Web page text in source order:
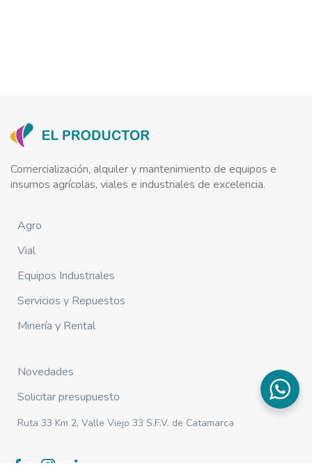
Comercialización, alquiler y mantenimiento de equipos e
insumos agrícolas, viales e industriales de excelencia.
Agro
Vial
Equipos Industriales
Servicios y Repuestos
Minería y Rental
Novedades
Solicitar presupuesto
Ruta 33 Km 2, Valle Viejo 33 S.F.V. de Catamarca